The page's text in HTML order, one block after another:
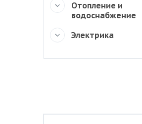
Отопление и
водоснабжение
Электрика